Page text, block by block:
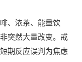
、浓茶、能量饮
突然大量改变。戒
期反应误判为焦虑